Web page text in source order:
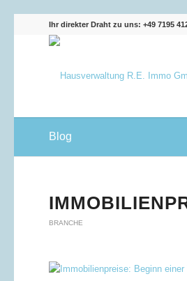
Ihr direkter Draht zu uns: +49 7195
Blog
BRANCHE